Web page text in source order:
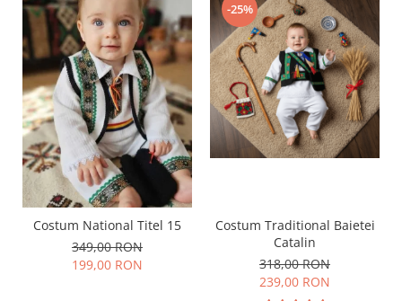
Costum National Titel 15
349,00 RON
199,00 RON
-25%
Costum Traditional Baietei
Catalin
318,00 RON
239,00 RON